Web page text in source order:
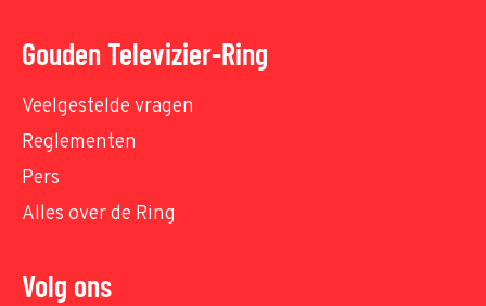
Gouden Televizier-Ring
Veelgestelde vragen
Reglementen
Pers
Alles over de Ring
Volg ons